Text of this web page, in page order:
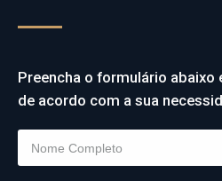
Preencha o formulário abaixo
de acordo com a sua